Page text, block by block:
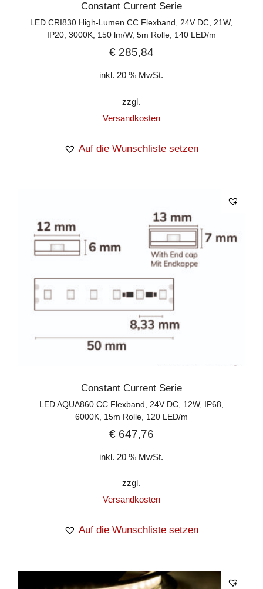
Constant Current Serie
LED CRI830 High-Lumen CC Flexband, 24V DC, 21W,
IP20, 3000K, 150 lm/W, 5m Rolle, 140 LED/m
€285,84
inkl. 20 % MwSt.
zzgl.
Versandkosten
Auf die Wunschliste setzen
Constant Current Serie
LED AQUA860 CC Flexband, 24V DC, 12W, IP68,
6000K, 15m Rolle, 120 LED/m
€647,76
inkl. 20 % MwSt.
zzgl.
Versandkosten
Auf die Wunschliste setzen